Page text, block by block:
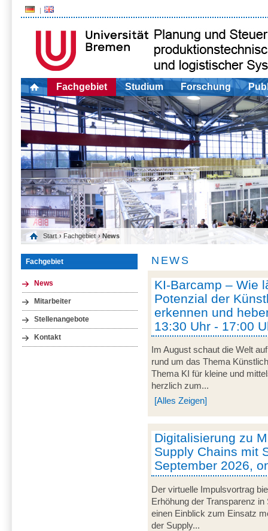
Fachgebiet Studium Forschung
Start › Fachgebiet › News
Fachgebiet
News
Mitarbeiter
Stellenangebote
Kontakt
NEWS
KI-Barcamp – Wie
Potenzial der
erkennen und
13:30 Uhr - 17:00
Im August schaut die Welt
rund um das Thema
Thema KI für kleine und
herzlich zum...
[Alles Zeigen]
Digitalisierung zu
Supply Chains mit
September 2026,
Der virtuelle Impulsvortrag
Erhöhung der Transparenz
einen Einblick zum Einsatz
der Supply...